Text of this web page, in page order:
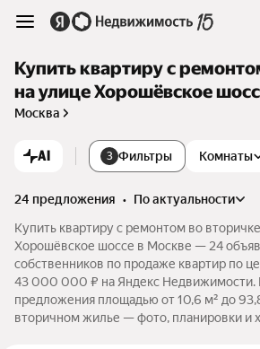
Купить квартиру с
на улице Хорошёвское
Москва
AI 3 Фильтры Комнаты
24 предложения •
по актуальности
Купить квартиру с ремонтом во
Хорошёвское шоссе в Москве — 24
собственников по продаже квартир по
43 000 000 ₽ на Яндекс Недвижимости.
предложения площадью от 10,6 м² до
вторичном жилье — фото, планировки и